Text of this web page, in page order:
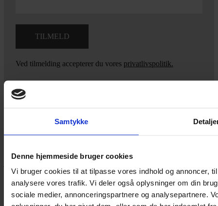
Samtykke
Denne hjemmeside bruger cookies
Vi bruger cookies til at tilpasse vores indhold og annoncer,
analysere vores trafik. Vi deler også oplysninger om din
sociale medier, annonceringspartnere og analysepartnere.
Ved tilmelding accepterer du vores privatlivspolitik.
mig,eller kom forbi butikken på Vestergade 12 i Tønder. Så hjælper
jeg dig på vej.
Vestergade 12 6270, Tønder
60 51 96 50
post@yarneverywear.dk